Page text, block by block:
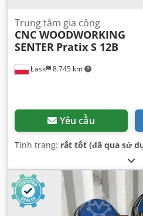
Łask 8.745 km
Trung tâm gia công
CNC WOODWORKING
SENTER Pratix S 12B
Yêu cầu
Tình trạng: rất tốt (đã qua sử